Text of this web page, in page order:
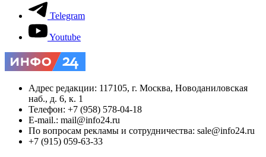
Telegram
Youtube
Адрес редакции: 117105, г. Москва, Новоданиловская
наб., д. 6, к. 1
Телефон: +7 (958) 578-04-18
E-mail.: mail@info24.ru
По вопросам рекламы и сотрудничества: sale@info24.ru
+7 (915) 059-63-33